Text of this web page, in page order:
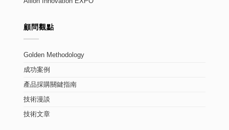
顧問觀點
Golden Methodology
成功案例
產品採購關鍵指南
技術漫談
技術文章